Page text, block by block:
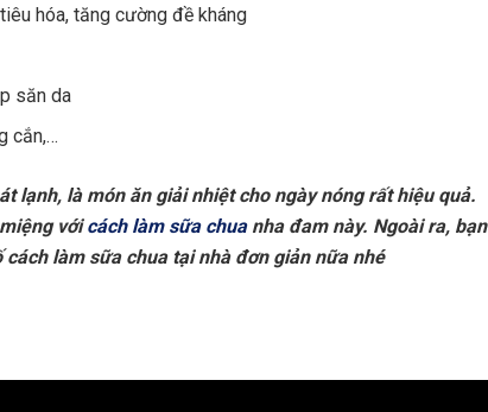
hóa, tăng cường đề kháng
săn da
cắn,…
lạnh, là món ăn giải nhiệt cho ngày nóng rất hiệu quả.
vớicách làm sữa chuanha đam này. Ngoài ra, bạn
làm sữa chua tại nhà đơn giản nữa nhé